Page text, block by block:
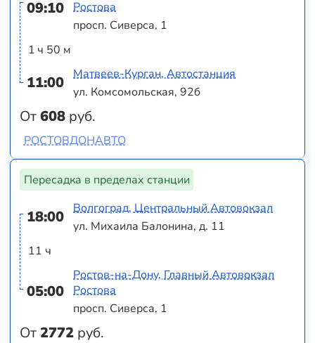
09:10
1 ч 50 м
11:00
От608 руб.
Ростова
просп. Сиверса, 1
Матвеев-Курган, Автостанция
ул. Комсомольская, 92б
РОСТОВДОНАВТО
Пересадка в пределах станции
18:00
11 ч
05:00
От2772 руб.
Волгоград, Центральный Автовокзал
ул. Михаила Балонина, д. 11
Ростов-на-Дону, Главный Автовокзал
Ростова
просп. Сиверса, 1